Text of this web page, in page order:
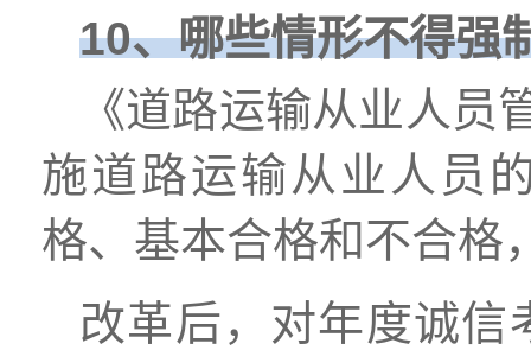
10、哪些情形不得强
《道路运输从业人
施道路运输从业人员
格、基本合格和不合格
改革后，对年度诚信